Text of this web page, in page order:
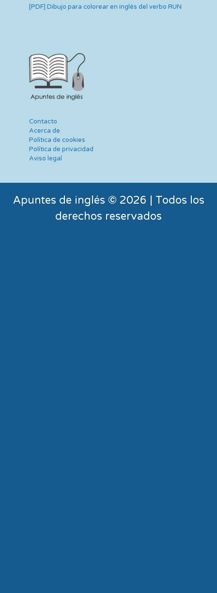
[PDF] Dibujo para colorear en inglés del verbo RUN
Contacto
Acerca de
Política de cookies
Política de privacidad
Aviso legal
Apuntes de inglés © 2026 | Todos los
derechos reservados